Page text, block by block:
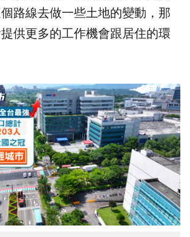
路線去做一些土地的變動，那
供更多的工作機會跟居住的環